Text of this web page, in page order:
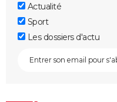
Actualité
Sport
Les dossiers d'actu